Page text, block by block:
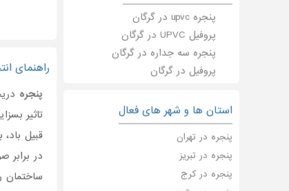
راهنمای
پنجره
تاثیر
قبیل
در برابر
ساختمان
پنجره upvc در گرگان
پروفیل UPVC در گرگان
پنجره سه جداره در گرگان
پروفیل در گرگان
استان ها و شهر های فعال
پنجره در تهران
پنجره در تبریز
پنجره در کرج